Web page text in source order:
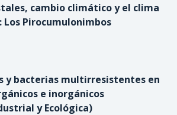
cambio climático y el clima
Los Pirocumulonimbos
y bacterias multirresistentes en
e inorgánicos
y Ecológica)